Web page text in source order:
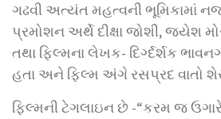
ગઢવી અત્યંત મહત્વની ભૂમિકામાં
પ્રમોશન અર્થે દીક્ષા જોશી, જયેશ
તથા ફિલ્મના લેખક- દિર્ગ્દર્શક
હતા અને ફિલ્મ અંગે રસપ્રદ વાતો
ફિલ્મની ટેગલાઇન છે -“કરમ જ